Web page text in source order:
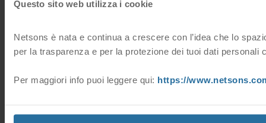
Questo sito web utilizza i cookie
Netsons è nata e continua a crescere con l’idea che lo
per la trasparenza e per la protezione dei tuoi dati personali
Per maggiori info puoi leggere qui: https://